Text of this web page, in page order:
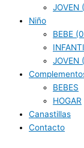
JOVEN
Niño
BEBE
JOVEN
BEBES
HOGAR
Canastillas
Contacto